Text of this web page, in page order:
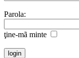
Parola:
ţine-mã minte